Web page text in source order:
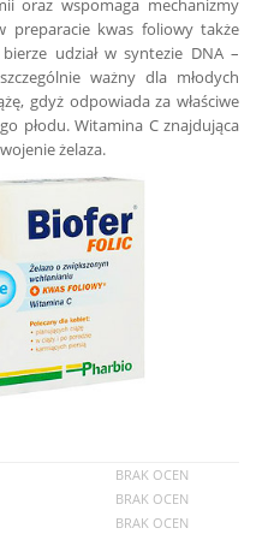
oraz wspomaga mechanizmy
preparacie kwas foliowy także
udział w syntezie DNA –
ważny dla młodych
gdyż odpowiada za właściwe
płodu. Witamina C znajdująca
żelaza.
BRAK OCEN
BRAK OCEN
BRAK OCEN